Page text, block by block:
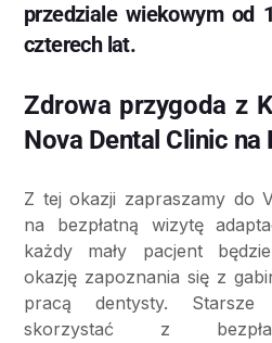
przedziale wiekowym od
czterech lat.
Zdrowa przygoda z
Nova Dental Clinic na
Z tej okazji zapraszamy do
na bezpłatną wizytę
każdy mały pacjent
okazję zapoznania się z
pracą dentysty.
skorzystać z